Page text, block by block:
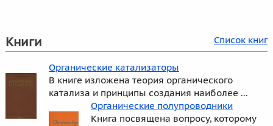
Книги Список книг
Органические катализаторы
В книге изложена теория органического
катализа и принципы создания наиболее ...
Органические полупроводники
Книга посвящена вопросу, которому